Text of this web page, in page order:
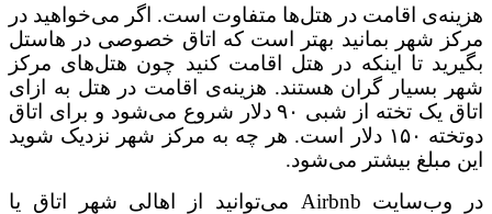
هزینه‌ی اقامت در هتل‌ها متفاوت است. اگر می‌خواهید در
مرکز شهر بمانید بهتر است که اتاق خصوصی در هاستل
بگیرید تا اینکه در هتل اقامت کنید چون هتل‌های مرکز
شهر بسیار گران هستند. هزینه‌ی اقامت در هتل به ازای
اتاق یک تخته از شبی ۹۰ دلار شروع می‌شود و برای اتاق
دوتخته ۱۵۰ دلار است. هر چه به مرکز شهر نزدیک شوید
این مبلغ بیشتر می‌شود.
در وب‌سایت Airbnb می‌توانید از اهالی شهر اتاق یا